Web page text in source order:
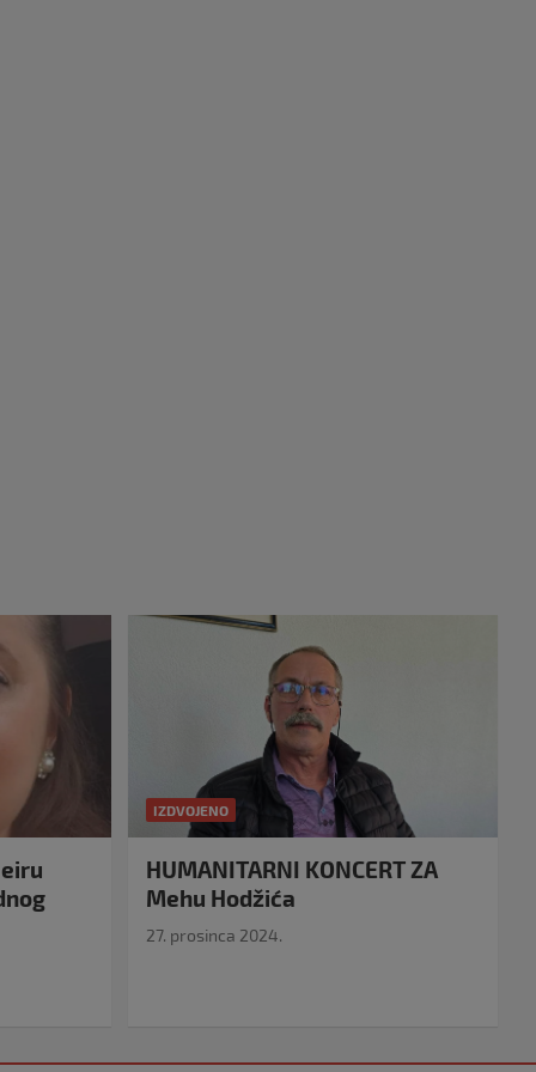
IZDVOJENO
HUMANITARNI KONCERT ZA
Mehu Hodžića
27. prosinca 2024.